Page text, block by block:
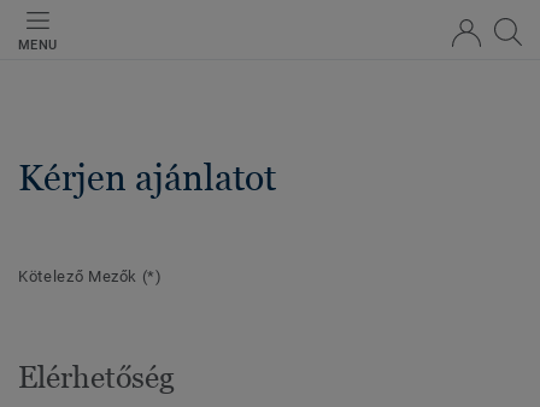
MENU
Kérjen ajánlatot
Kötelező Mezők (*)
Elérhetőség